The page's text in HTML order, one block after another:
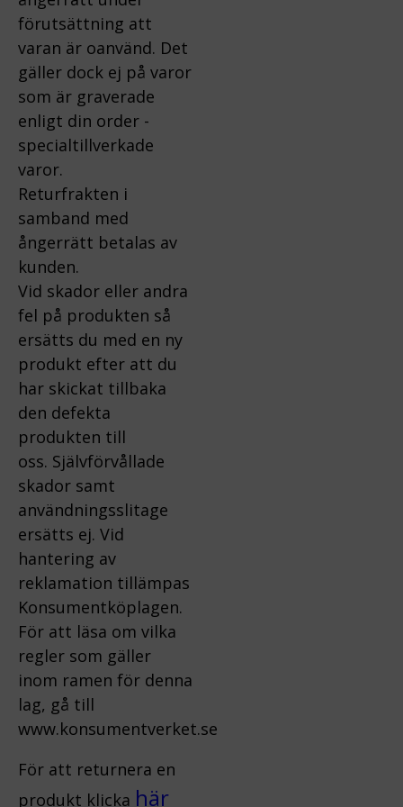
förutsättning att
varan är oanvänd. Det
gäller dock ej på varor
som är graverade
enligt din order -
specialtillverkade
varor.
Returfrakten i
samband med
ångerrätt betalas av
kunden.
Vid skador eller andra
fel på produkten så
ersätts du med en ny
produkt efter att du
har skickat tillbaka
den defekta
produkten till
oss. Självförvållade
skador samt
användningsslitage
ersätts ej. Vid
hantering av
reklamation tillämpas
Konsumentköplagen.
För att läsa om vilka
regler som gäller
inom ramen för denna
lag, gå till
www.konsumentverket.se
För att returnera en
produkt klicka här